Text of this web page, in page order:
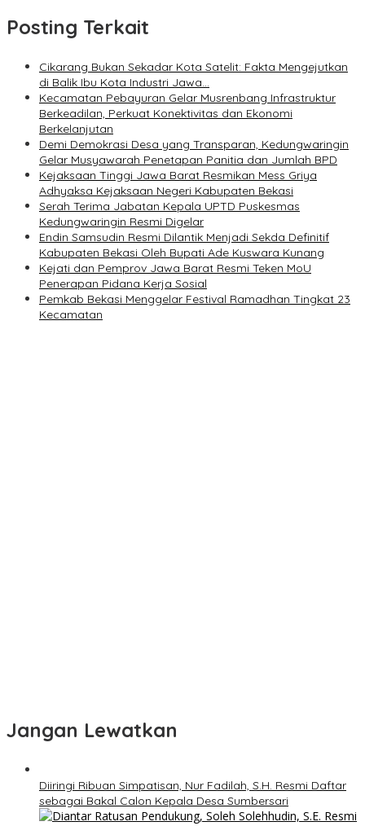
Posting Terkait
Cikarang Bukan Sekadar Kota Satelit: Fakta Mengejutkan
di Balik Ibu Kota Industri Jawa…
Kecamatan Pebayuran Gelar Musrenbang Infrastruktur
Berkeadilan, Perkuat Konektivitas dan Ekonomi
Berkelanjutan
Demi Demokrasi Desa yang Transparan, Kedungwaringin
Gelar Musyawarah Penetapan Panitia dan Jumlah BPD
Kejaksaan Tinggi Jawa Barat Resmikan Mess Griya
Adhyaksa Kejaksaan Negeri Kabupaten Bekasi
Serah Terima Jabatan Kepala UPTD Puskesmas
Kedungwaringin Resmi Digelar
Endin Samsudin Resmi Dilantik Menjadi Sekda Definitif
Kabupaten Bekasi Oleh Bupati Ade Kuswara Kunang
Kejati dan Pemprov Jawa Barat Resmi Teken MoU
Penerapan Pidana Kerja Sosial
Pemkab Bekasi Menggelar Festival Ramadhan Tingkat 23
Kecamatan
Jangan Lewatkan
Diiringi Ribuan Simpatisan, Nur Fadilah, S.H. Resmi Daftar
sebagai Bakal Calon Kepala Desa Sumbersari